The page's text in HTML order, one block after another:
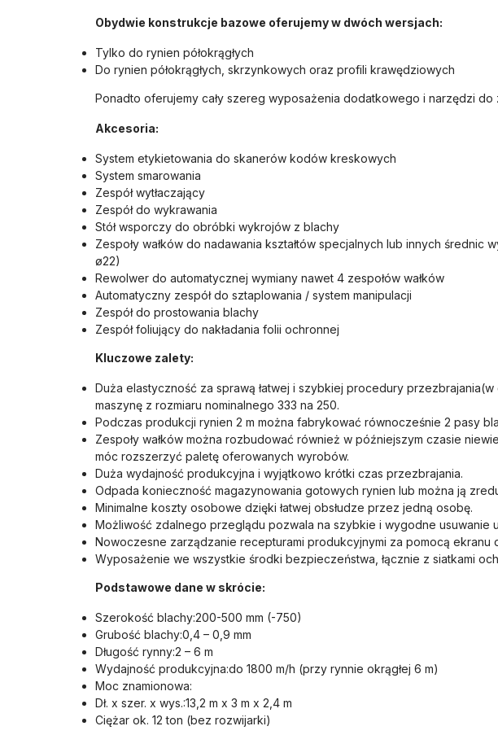
Obydwie konstrukcje bazowe oferujemy w dwóch wersjach:
Tylko do rynien półokrągłych
Do rynien półokrągłych, skrzynkowych oraz profili krawędziowych
Ponadto oferujemy cały szereg wyposażenia dodatkowego i narzędzi do
Akcesoria:
System etykietowania do skanerów kodów kreskowych
System smarowania
Zespół wytłaczający
Zespół do wykrawania
Stół wsporczy do obróbki wykrojów z blachy
Zespoły wałków do nadawania kształtów specjalnych lub innych średnic
ø22)
Rewolwer do automatycznej wymiany nawet 4 zespołów wałków
Automatyczny zespół do sztaplowania / system manipulacji
Zespół do prostowania blachy
Zespół foliujący do nakładania folii ochronnej
Kluczowe zalety:
Duża elastyczność za sprawą łatwej i szybkiej procedury przezbrajania(w
maszynę z rozmiaru nominalnego 333 na 250.
Podczas produkcji rynien 2 m można fabrykować równocześnie 2 pasy
Zespoły wałków można rozbudować również w późniejszym czasie
móc rozszerzyć paletę oferowanych wyrobów.
Duża wydajność produkcyjna i wyjątkowo krótki czas przezbrajania.
Odpada konieczność magazynowania gotowych rynien lub można ją
Minimalne koszty osobowe dzięki łatwej obsłudze przez jedną osobę.
Możliwość zdalnego przeglądu pozwala na szybkie i wygodne usuwanie
Nowoczesne zarządzanie recepturami produkcyjnymi za pomocą ekranu
Wyposażenie we wszystkie środki bezpieczeństwa, łącznie z siatkami
Podstawowe dane w skrócie:
Szerokość blachy:200-500 mm (-750)
Grubość blachy:0,4 – 0,9 mm
Długość rynny:2 – 6 m
Wydajność produkcyjna:do 1800 m/h (przy rynnie okrągłej 6 m)
Moc znamionowa:
Dł. x szer. x wys.:13,2 m x 3 m x 2,4 m
Ciężar ok. 12 ton (bez rozwijarki)